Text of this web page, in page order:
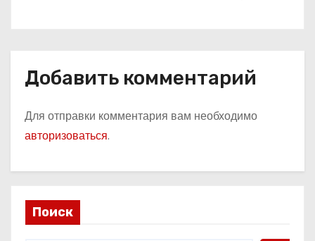
Добавить комментарий
Для отправки комментария вам необходимо
авторизоваться.
Поиск